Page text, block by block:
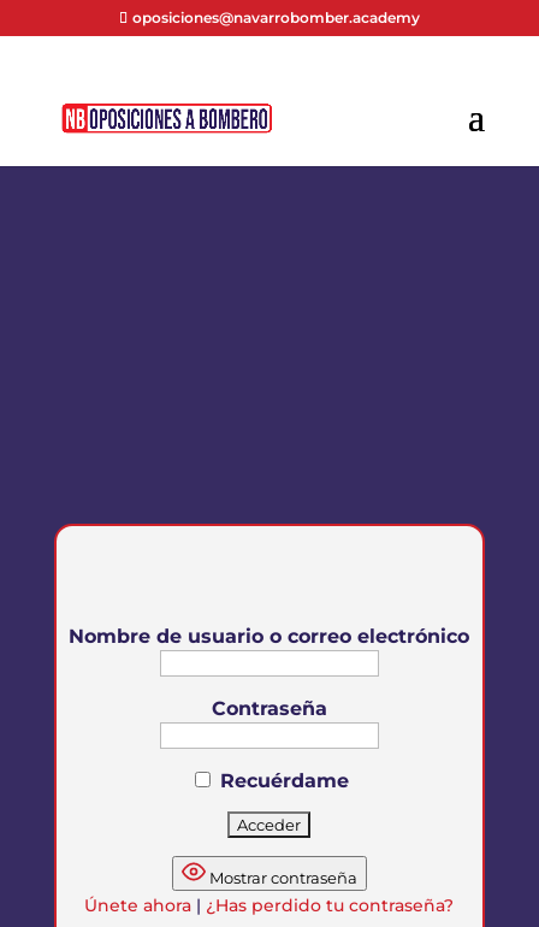
oposiciones@navarrobomber.academy
Nombre de usuario o correo electrónico
Contraseña
Recuérdame
Mostrar contraseña
Únete ahora | ¿Has perdido tu contraseña?